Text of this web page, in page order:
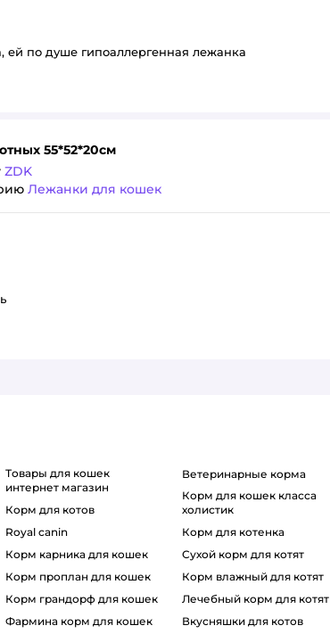
ей по душе гипоаллергенная лежанка
55*52*20см
ZDK
Лежанки для кошек
товары для кошек
интернет магазин
корм для котов
royal canin
корм карника для кошек
корм проплан для кошек
корм грандорф для кошек
фармина корм для кошек
ветеринарные корма
корм для кошек класса
холистик
корм для котенка
сухой корм для котят
корм влажный для котят
лечебный корм для котят
вкусняшки для котов